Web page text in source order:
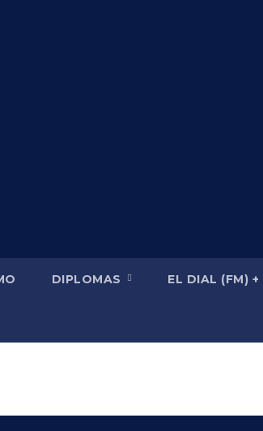
DIPLOMAS EL DIAL (FM) +